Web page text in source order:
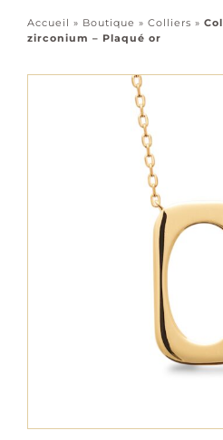
Tous les
Accueil » Boutique » Colliers »
zirconium – Plaqué or